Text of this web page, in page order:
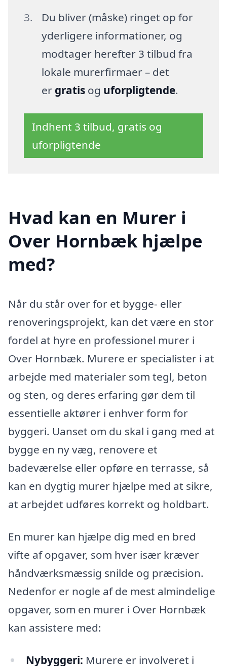
Du bliver (måske) ringet op for
yderligere informationer, og
modtager herefter 3 tilbud fra
lokale murerfirmaer – det
er gratisog uforpligtende.
Indhent 3 tilbud, gratis og
uforpligtende
Hvad kan en Murer i
Over Hornbæk hjælpe
med?
Når du står over for et bygge- eller
renoveringsprojekt, kan det være en stor
fordel at hyre en professionel murer i
Over Hornbæk. Murere er specialister i at
arbejde med materialer som tegl, beton
og sten, og deres erfaring gør dem til
essentielle aktører i enhver form for
byggeri. Uanset om du skal i gang med at
bygge en ny væg, renovere et
badeværelse eller opføre en terrasse, så
kan en dygtig murer hjælpe med at sikre,
at arbejdet udføres korrekt og holdbart.
En murer kan hjælpe dig med en bred
vifte af opgaver, som hver især kræver
håndværksmæssig snilde og præcision.
Nedenfor er nogle af de mest almindelige
opgaver, som en murer i Over Hornbæk
kan assistere med:
Nybyggeri: Murere er involveret i